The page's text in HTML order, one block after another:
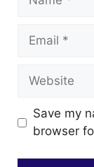
Email
Website
Save my
browser